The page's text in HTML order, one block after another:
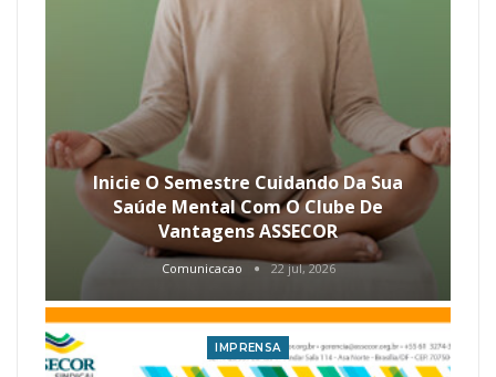
Inicie O Semestre Cuidando Da Sua
Saúde Mental Com O Clube De
Vantagens ASSECOR
Comunicacao 22 jul, 2026
IMPRENSA